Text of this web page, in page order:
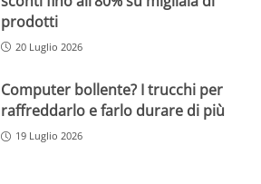
prodotti
20 Luglio 2026
Computer bollente? I trucchi per
raffreddarlo e farlo durare di più
19 Luglio 2026